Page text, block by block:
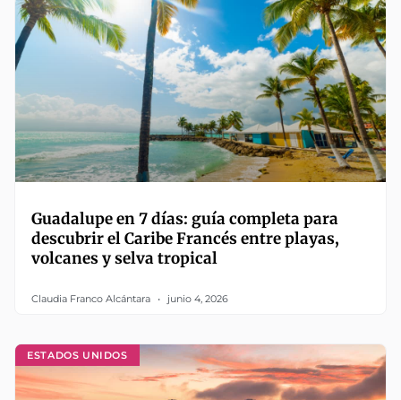
Guadalupe en 7 días: guía completa para
descubrir el Caribe Francés entre playas,
volcanes y selva tropical
Claudia Franco Alcántara junio 4, 2026
ESTADOS UNIDOS